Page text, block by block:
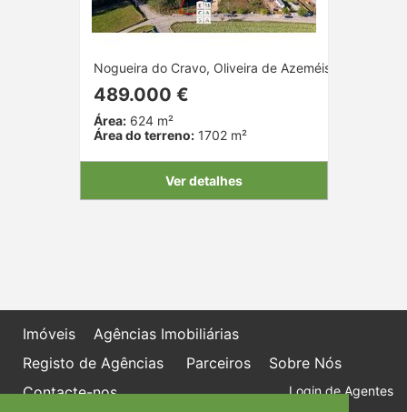
Nogueira do Cravo, Oliveira de Azeméis, Aveiro
489.000 €
Área:624 m²
Área do terreno:1702 m²
Ver detalhes
Imóveis
Agências Imobiliárias
Registo de Agências
Parceiros
Sobre Nós
Contacte-nos
Login de Agentes